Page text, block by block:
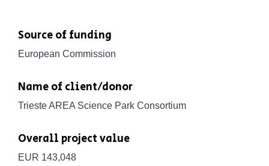
Source of funding
European Commission
Name of client/donor
Trieste AREA Science Park Consortium
Overall project value
EUR 143,048